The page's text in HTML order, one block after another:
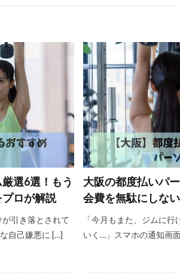
選6選！もう
ロが解説
引き落とされて
自己嫌悪に […]
大阪の都度払いパ
会費を無駄にしな
「今月もまた、ジムに
いく…」スマホの通知画